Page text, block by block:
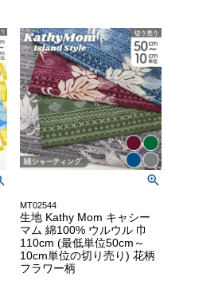
MT02544
生地 Kathy Mom キャシー
マム 綿100% ウルウル 巾
110cm (最低単位50cm～
10cm単位の切り売り) 花柄
フラワー柄